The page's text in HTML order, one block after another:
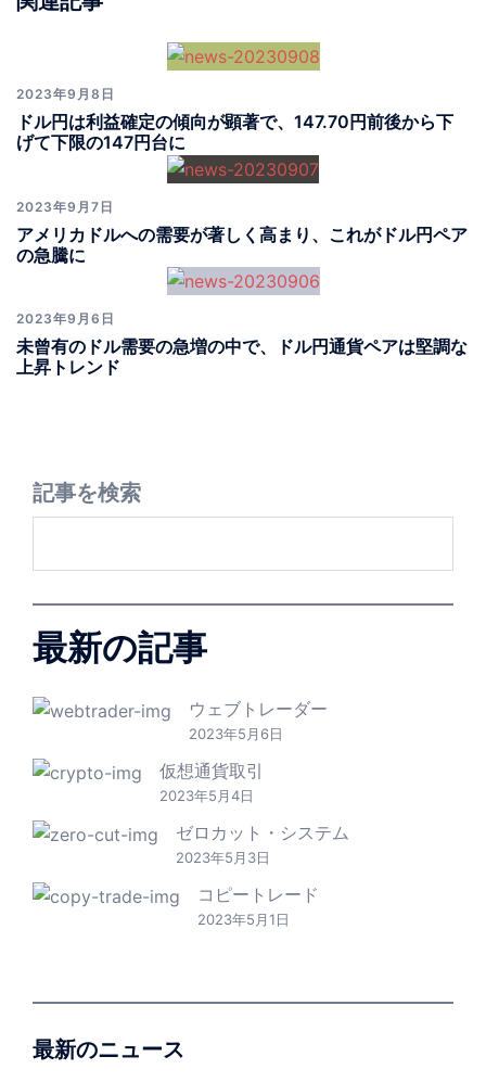
2023年9月8日
ドル円は利益確定の傾向が顕著で、147.70円前後から下
げて下限の147円台に
2023年9月7日
アメリカドルへの需要が著しく高まり、これがドル円ペア
の急騰に
2023年9月6日
未曾有のドル需要の急増の中で、ドル円通貨ペアは堅調な
上昇トレンド
記事を検索
最新の記事
ウェブトレーダー
2023年5月6日
仮想通貨取引
2023年5月4日
ゼロカット・システム
2023年5月3日
コピートレード
2023年5月1日
最新のニュース